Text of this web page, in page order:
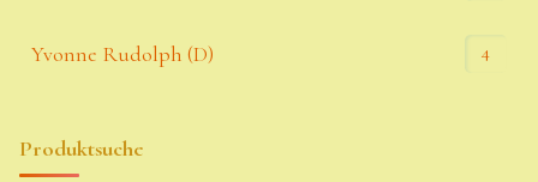
Yvonne Rudolph (D) 4
Produktsuche